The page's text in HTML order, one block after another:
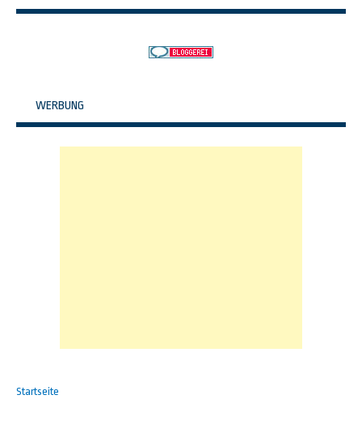
WERBUNG
Startseite